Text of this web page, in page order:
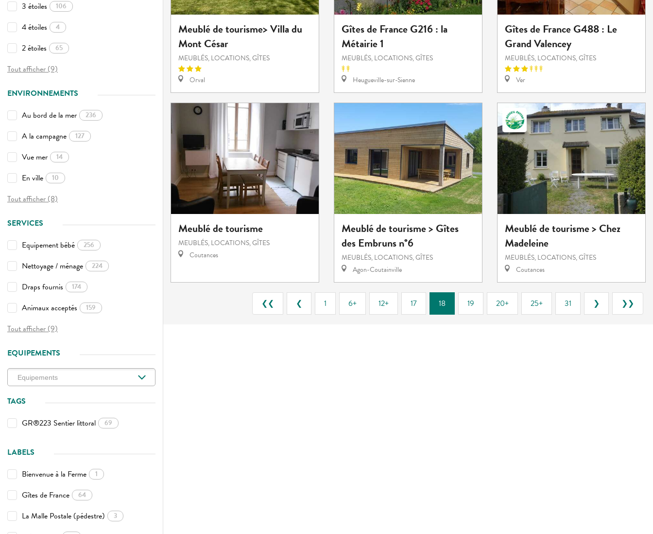
3 étoiles 106
4 étoiles 4
2 étoiles 65
Tout afficher (9)
ENVIRONNEMENTS
Au bord de la mer
236
A la campagne 127
Vue mer 14
En ville 10
Tout afficher (8)
SERVICES
Equipement bébé
256
Nettoyage / ménage 224
Draps fournis 174
Animaux acceptés 159
Tout afficher (9)
EQUIPEMENTS
TAGS
GR®223 Sentier littoral
69
LABELS
Bienvenue à la Ferme
1
Gîtes de France 64
La Malle Postale (pédestre) 3
Meublé de tourisme> Villa du
Mont César
MEUBLÉS, LOCATIONS, GÎTES
Orval
Gîtes de France G216 : la
Métairie 1
MEUBLÉS, LOCATIONS, GÎTES
Heugueville-sur-Sienne
Gîtes de France G488 : Le
Grand Valencey
MEUBLÉS, LOCATIONS, GÎTES
Ver
Meublé de tourisme
MEUBLÉS, LOCATIONS, GÎTES
Coutances
Meublé de tourisme > Gîtes
des Embruns n°6
MEUBLÉS, LOCATIONS, GÎTES
Agon-Coutainville
Meublé de tourisme > Chez
Madeleine
MEUBLÉS, LOCATIONS, GÎTES
Coutances
❮❮ ❮ 1 6+ 12+ 17 18 19 20+ 25+ 31 ❯ ❯❯